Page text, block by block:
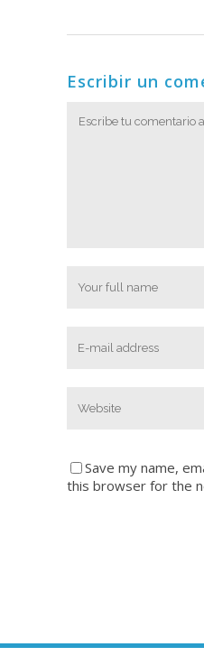
Escribir un
Save my name,
this browser for the